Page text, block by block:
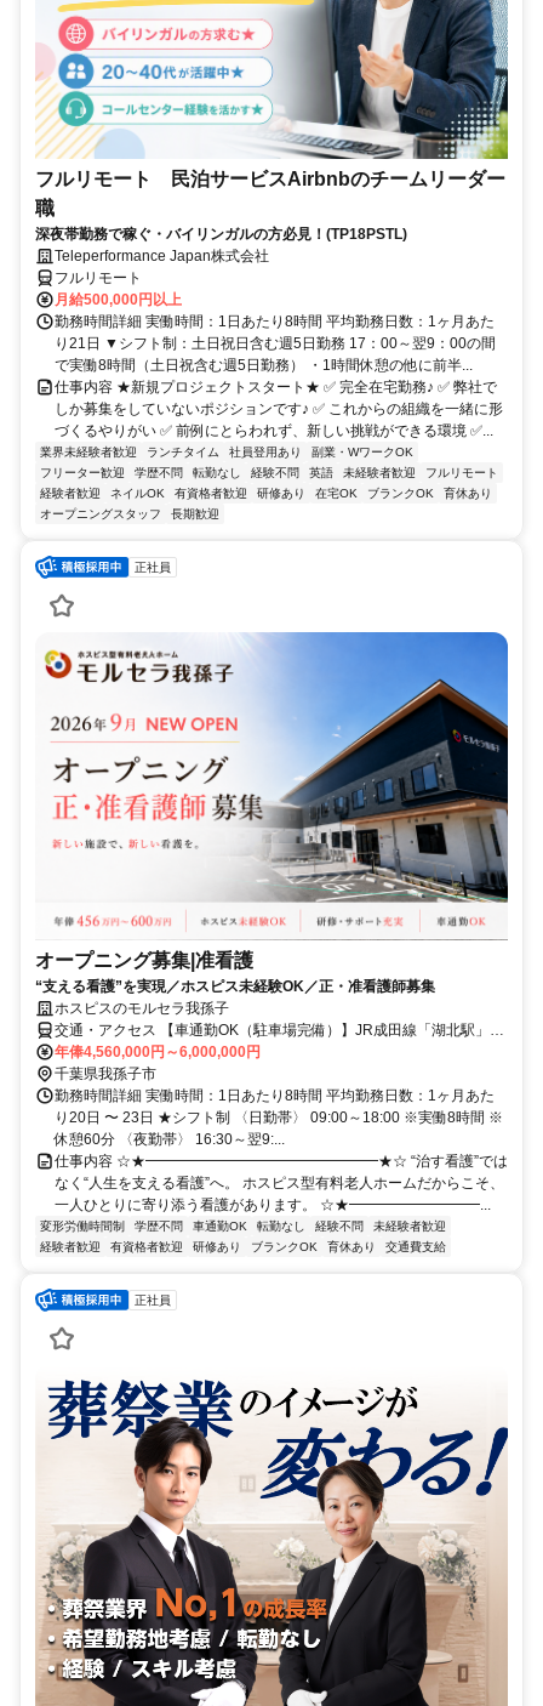
フルリモート 民泊サービスAirbnbのチームリーダー
職
深夜帯勤務で稼ぐ・バイリンガルの方必見！(TP18PSTL)
Teleperformance Japan株式会社
フルリモート
月給500,000円以上
勤務時間詳細 実働時間：1日あたり8時間 平均勤務日数：1ヶ月あた
り21日 ▼シフト制：土日祝日含む週5日勤務 17：00～翌9：00の間
で実働8時間（土日祝含む週5日勤務） ・1時間休憩の他に前半...
仕事内容 ★新規プロジェクトスタート★ ✅ 完全在宅勤務♪ ✅ 弊社で
しか募集をしていないポジションです♪ ✅ これからの組織を一緒に形
づくるやりがい ✅ 前例にとらわれず、新しい挑戦ができる環境 ✅...
業界未経験者歓迎 ランチタイム 社員登用あり
副業・WワークOK
フリーター歓迎
学歴不問 転勤なし 経験不問 英語 未経験者歓迎
フルリモート
経験者歓迎
ネイルOK 有資格者歓迎 研修あり 在宅OK ブランクOK
育休あり
オープニングスタッフ
長期歓迎
正社員
オープニング募集|准看護
“支える看護”を実現／ホスピス未経験OK／正・准看護師募集
ホスピスのモルセラ我孫子
交通・アクセス 【車通勤OK（駐車場完備）】JR成田線「湖北駅」北
口徒歩13分、国道356号線沿い（セブンイレブン我孫子中里店の横）
年俸4,560,000円～6,000,000円
千葉県我孫子市
勤務時間詳細 実働時間：1日あたり8時間 平均勤務日数：1ヶ月あた
り20日 〜 23日 ★シフト制 〈日勤帯〉 09:00～18:00 ※実働8時間 ※
休憩60分 〈夜勤帯〉 16:30～翌9:...
仕事内容 ☆★━━━━━━━━━━━━━━━━★☆ “治す看護”では
なく“人生を支える看護”へ。 ホスピス型有料老人ホームだからこそ、
一人ひとりに寄り添う看護があります。 ☆★━━━━━━━━━...
変形労働時間制 学歴不問 車通勤OK 転勤なし 経験不問
未経験者歓迎
経験者歓迎
有資格者歓迎 研修あり ブランクOK 育休あり 交通費支給
正社員